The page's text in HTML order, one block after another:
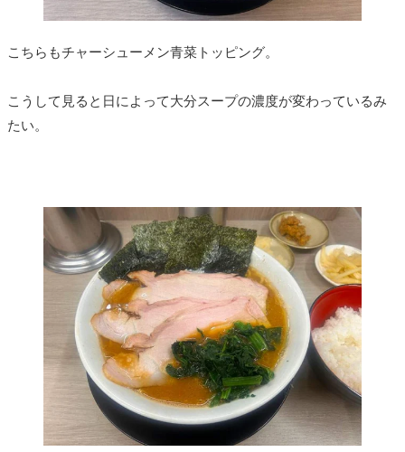
こちらもチャーシューメン青菜トッピング。
こうして見ると日によって大分スープの濃度が変わっているみ
たい。